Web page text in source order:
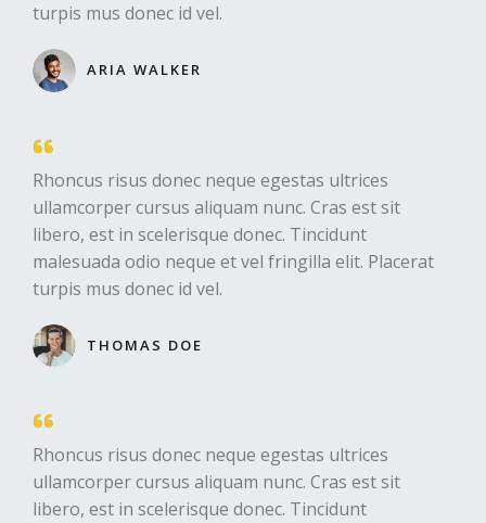
turpis mus donec id vel.​
ARIA WALKER​
Rhoncus risus donec neque egestas ultrices
ullamcorper cursus aliquam nunc. Cras est sit
libero, est in scelerisque donec. Tincidunt
malesuada odio neque et vel fringilla elit. Placerat
turpis mus donec id vel.​
THOMAS DOE​
Rhoncus risus donec neque egestas ultrices
ullamcorper cursus aliquam nunc. Cras est sit
libero, est in scelerisque donec. Tincidunt